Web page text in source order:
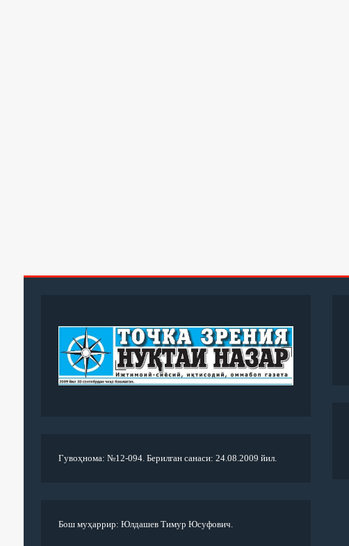
Гувоҳнома: №12-094. Берилган санаси: 24.08.2009 йил.
Бош муҳаррир: Юлдашев Тимур Юсуфович.